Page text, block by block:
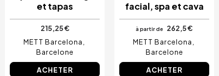
et tapas
215,25 €
METT Barcelona
Barcelone
ACHETER
facial, spa et cava
à partir de
262,5 €
METT Barcelona
Barcelone
ACHETER